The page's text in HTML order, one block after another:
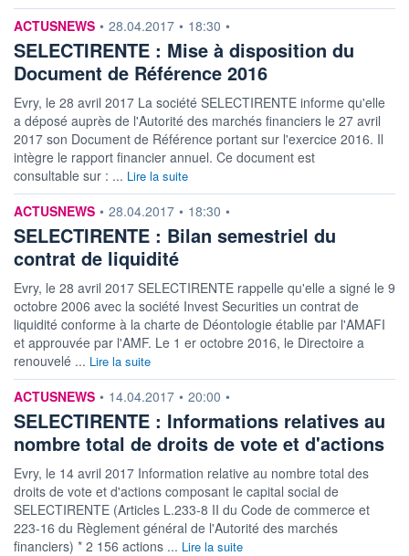
information fournie par
ACTUSNEWS • 28.04.2017 • 18:30 •
SELECTIRENTE : Mise à disposition du
Document de Référence 2016
Evry, le 28 avril 2017 La société SELECTIRENTE informe qu'elle
a déposé auprès de l'Autorité des marchés financiers le 27 avril
2017 son Document de Référence portant sur l'exercice 2016. Il
intègre le rapport financier annuel. Ce document est
consultable sur : ... Lire la suite
information fournie par
ACTUSNEWS • 28.04.2017 • 18:30 •
SELECTIRENTE : Bilan semestriel du
contrat de liquidité
Evry, le 28 avril 2017 SELECTIRENTE rappelle qu'elle a signé le 9
octobre 2006 avec la société Invest Securities un contrat de
liquidité conforme à la charte de Déontologie établie par l'AMAFI
et approuvée par l'AMF. Le 1 er octobre 2016, le Directoire a
renouvelé ... Lire la suite
information fournie par
ACTUSNEWS • 14.04.2017 • 20:00 •
SELECTIRENTE : Informations relatives au
nombre total de droits de vote et d'actions
Evry, le 14 avril 2017 Information relative au nombre total des
droits de vote et d'actions composant le capital social de
SELECTIRENTE (Articles L.233-8 II du Code de commerce et
223-16 du Règlement général de l'Autorité des marchés
financiers) * 2 156 actions ... Lire la suite